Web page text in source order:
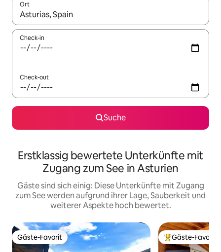
Ort
Wenn Ergebnisse verfügbar sind, navigiere mit den
Check-in
Check-out
Suche
Erstklassig bewertete Unterkünfte mit
Zugang zum See in Asturien
Gäste sind sich einig: Diese Unterkünfte mit Zugang
zum See werden aufgrund ihrer Lage, Sauberkeit und
weiterer Aspekte hoch bewertet.
Gäste-Favorit
Gäste-Favorit Beliebter Gäste-
Gäste-Favorit